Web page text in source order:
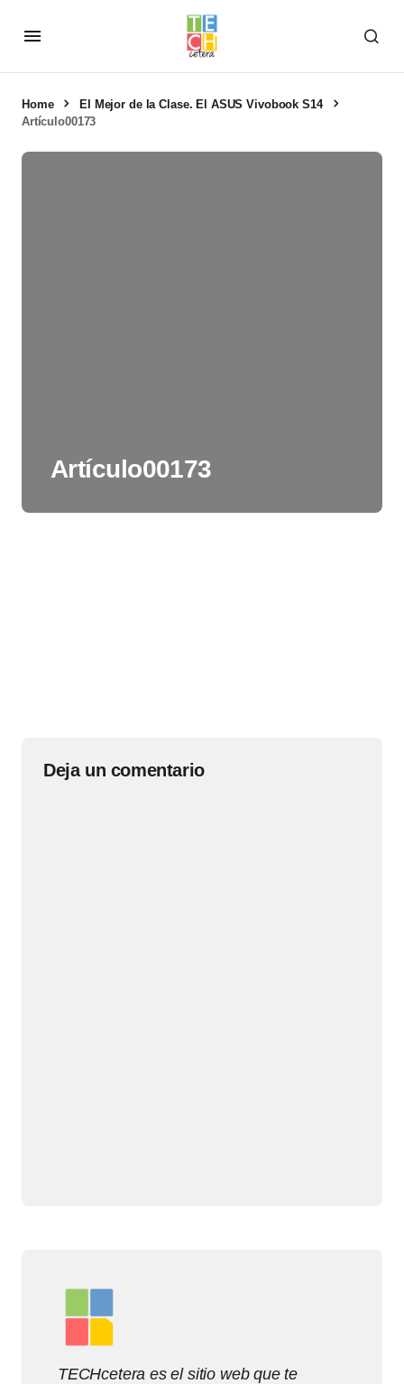
Home
El Mejor de la Clase. El ASUS Vivobook S14
Artículo00173
Artículo00173
Deja un comentario
TECHcetera es el sitio web que te